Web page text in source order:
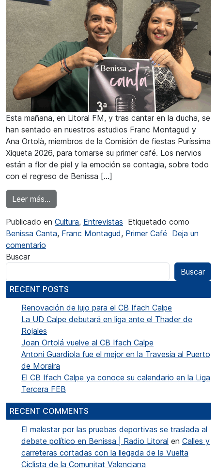
Esta mañana, en Litoral FM, y tras cantar en la ducha, se
han sentado en nuestros estudios Franc Montagud y
Ana Ortolà, miembros de la Comisión de fiestas Puríssima
Xiqueta 2026, para tomarse su primer café. Los nervios
están a flor de piel y la emoción se contagia, sobre todo
con el regreso de Benissa […]
Leer más…
Publicado en Cultura, Entrevistas Etiquetado como
Benissa Canta, Franc Montagud, Primer Café Deja un
comentario
Buscar
Buscar
RECENT POSTS
Renovación de lujo para el CB Ifach Calpe
La UD Calpe debutará en liga ante el Thader de
Rojales
Joan Ortolá vuelve al CB Ifach Calpe
Antoni Guardiola fue el mejor en la Travesía al Puerto
de Moraira
El CB Ifach Calpe ya conoce su calendario en la Liga
Tercera FEB
RECENT COMMENTS
El malestar por las pruebas deportivas se traslada al
debate político en Benissa | Radio Litoral en Calles y
carreteras cortadas con la llegada de la Vuelta
Ciclista de la Comunitat Valenciana